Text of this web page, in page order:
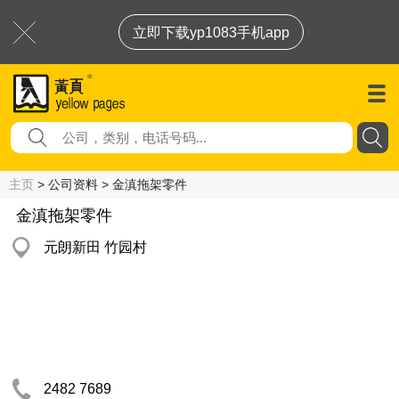
立即下载yp1083手机app
主页 > 公司资料 > 金滇拖架零件
金滇拖架零件
元朗新田 竹园村
2482 7689